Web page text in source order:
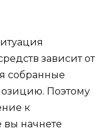
зависит от
собранные
Поэтому
к
начнете